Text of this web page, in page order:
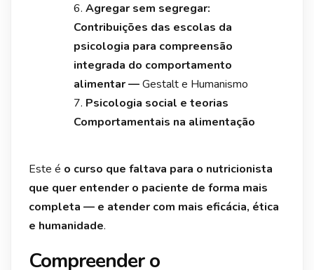
Agregar sem segregar:
Contribuições das escolas da
psicologia para compreensão
integrada do comportamento
alimentar —Gestalt e Humanismo
Psicologia social e teorias
Comportamentais na alimentação
Este é o curso que faltava para o nutricionista
que quer entender o paciente de forma mais
completa — e atender com mais eficácia, ética
e humanidade.
Compreender o